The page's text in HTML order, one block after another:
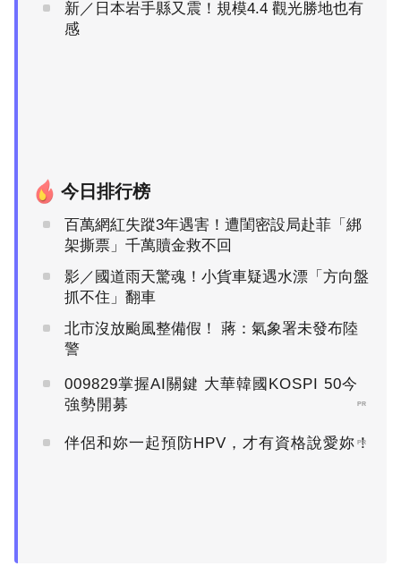
新／日本岩手縣又震！規模4.4 觀光勝地也有
感
今日排行榜
百萬網紅失蹤3年遇害！遭閨密設局赴菲「綁
架撕票」千萬贖金救不回
影／國道雨天驚魂！小貨車疑遇水漂「方向盤
抓不住」翻車
北市沒放颱風整備假！ 蔣：氣象署未發布陸
警
009829掌握AI關鍵 大華韓國KOSPI 50今
強勢開募
PR
伴侶和妳一起預防HPV，才有資格說愛妳！
PR